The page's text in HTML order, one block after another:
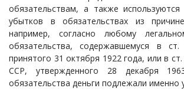
Архив
обязательствам, а также
убытков в обязательствах из
например, согласно любому
обязательства, содержавшемуся в
принятого 31 октября 1922 года, или в
ССР, утвержденного 28 декабря
обязательства деньги подлежали именно